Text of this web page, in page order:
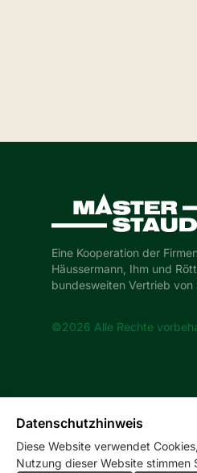
Master-Stauden
Eine Kooperation der
Häussermann, Ihm und
bundesweiten Vertrieb von
©2026 Alle Rechte
Datenschutzhinweis
Diese Website verwendet
Nutzung dieser Website stimmen